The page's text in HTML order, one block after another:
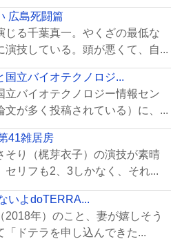
広島死闘篇
じる千葉真一。やくざの最低な
演技している。頭が悪くて、自...
国立バイオテクノロジ...
立バイオテクノロジー情報セン
文が多く投稿されている）に、...
41雑居房
そり（梶芽衣子）の演技が素晴
セリフも2、3しかなく、それ...
いよdoTERRA...
2018年）のこと、妻が嬉しそう
「ドテラを申し込んできた...